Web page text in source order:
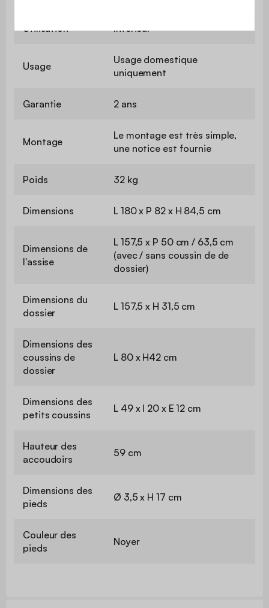
Utilisation Intérieur
Usage
Usage domestique
uniquement
Garantie 2 ans
Montage
Le montage est très simple,
une notice est fournie
Poids 32 kg
Dimensions L 180 x P 82 x H 84,5 cm
Dimensions de
l'assise
L 157,5 x P 50 cm / 63,5 cm
(avec / sans coussin de de
dossier)
Dimensions du
dossier
L 157,5 x H 31,5 cm
Dimensions des
coussins de
dossier
L 80 x H42 cm
Dimensions des
petits coussins
L 49 x l 20 x E 12 cm
Hauteur des
accoudoirs
59 cm
Dimensions des
pieds
Ø 3,5 x H 17 cm
Couleur des
pieds
Noyer